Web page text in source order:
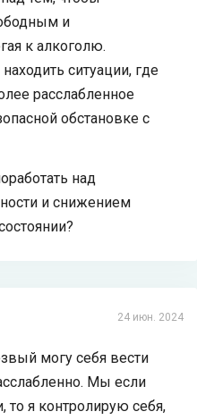
и
к алкоголю.
ситуации, где
расслабленное
обстановке с
над
и снижением
24 июн. 2024
могу себя вести
Мы если
я контролирую себя,